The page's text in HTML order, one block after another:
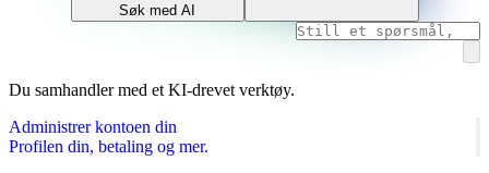
Søk med AI
Du samhandler med et KI-drevet verktøy.
Administrer kontoen din
Profilen din, betaling og mer.